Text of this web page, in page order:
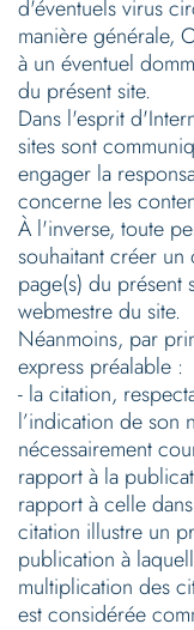
d'éventuels virus
manière générale,
à un éventuel
du présent site.
Dans l'esprit
sites sont
engager la
concerne les
À l'inverse, toute
souhaitant créer
page(s) du présent
webmestre du site.
Néanmoins, par
express préalable :
- la citation,
l’indication de son
nécessairement
rapport à la
rapport à celle
citation illustre un
publication à
multiplication des
est considérée